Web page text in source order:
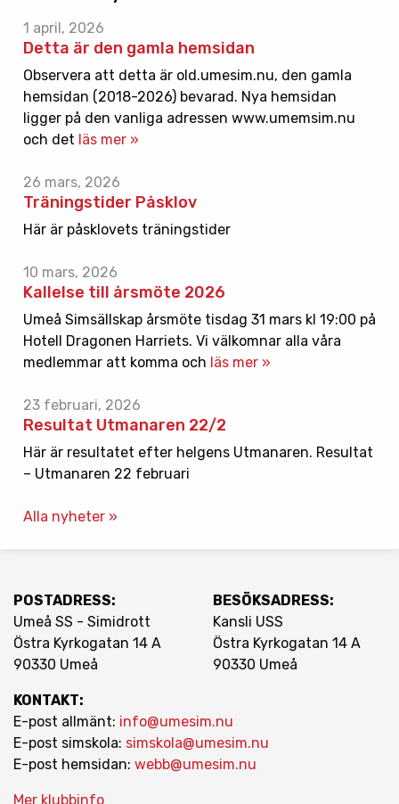
1 april, 2026
Detta är den gamla hemsidan
Observera att detta är old.umesim.nu, den gamla
hemsidan (2018-2026) bevarad. Nya hemsidan
ligger på den vanliga adressen www.umemsim.nu
och det läs mer »
26 mars, 2026
Träningstider Påsklov
Här är påsklovets träningstider
10 mars, 2026
Kallelse till årsmöte 2026
Umeå Simsällskap årsmöte tisdag 31 mars kl 19:00 på
Hotell Dragonen Harriets. Vi välkomnar alla våra
medlemmar att komma och läs mer »
23 februari, 2026
Resultat Utmanaren 22/2
Här är resultatet efter helgens Utmanaren. Resultat
– Utmanaren 22 februari
Alla nyheter »
POSTADRESS:
Umeå SS - Simidrott
Östra Kyrkogatan 14 A
90330 Umeå
BESÖKSADRESS:
Kansli USS
Östra Kyrkogatan 14 A
90330 Umeå
KONTAKT:
E-post allmänt: info@umesim.nu
E-post simskola: simskola@umesim.nu
E-post hemsidan: webb@umesim.nu
Mer klubbinfo